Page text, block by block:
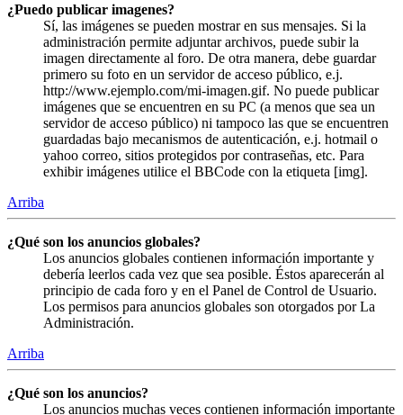
¿Puedo publicar imagenes?
Sí, las imágenes se pueden mostrar en sus mensajes. Si la
administración permite adjuntar archivos, puede subir la
imagen directamente al foro. De otra manera, debe guardar
primero su foto en un servidor de acceso público, e.j.
http://www.ejemplo.com/mi-imagen.gif. No puede publicar
imágenes que se encuentren en su PC (a menos que sea un
servidor de acceso público) ni tampoco las que se encuentren
guardadas bajo mecanismos de autenticación, e.j. hotmail o
yahoo correo, sitios protegidos por contraseñas, etc. Para
exhibir imágenes utilice el BBCode con la etiqueta [img].
Arriba
¿Qué son los anuncios globales?
Los anuncios globales contienen información importante y
debería leerlos cada vez que sea posible. Éstos aparecerán al
principio de cada foro y en el Panel de Control de Usuario.
Los permisos para anuncios globales son otorgados por La
Administración.
Arriba
¿Qué son los anuncios?
Los anuncios muchas veces contienen información importante